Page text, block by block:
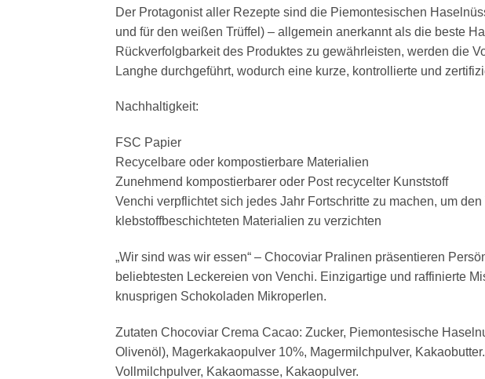
Der Protagonist aller Rezepte sind die Piemontesischen
und für den weißen Trüffel) – allgemein anerkannt als die beste
Rückverfolgbarkeit des Produktes zu gewährleisten, werden die
Langhe durchgeführt, wodurch eine kurze, kontrollierte und
Nachhaltigkeit:
FSC Papier
Recycelbare oder kompostierbare Materialien
Zunehmend kompostierbarer oder Post recycelter Kunststoff
Venchi verpflichtet sich jedes Jahr Fortschritte zu machen, um
klebstoffbeschichteten Materialien zu verzichten
„Wir sind was wir essen“ – Chocoviar Pralinen präsentieren
beliebtesten Leckereien von Venchi. Einzigartige und raffinierte
knusprigen Schokoladen Mikroperlen.
Zutaten Chocoviar Crema Cacao: Zucker, Piemontesische
Olivenöl), Magerkakaopulver 10%, Magermilchpulver,
Vollmilchpulver, Kakaomasse, Kakaopulver.